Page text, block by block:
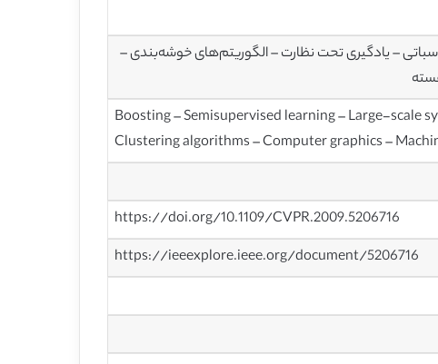
– یادگیری تحت نظارت – الگوریتم‌های خوشه‌بندی –
Boosting – Semisupervised learning – Large-scale
Clustering algorithms – Computer graphics –
https://doi.org/10.1109/CVPR.2009.5206716
https://ieeexplore.ieee.org/document/5206716